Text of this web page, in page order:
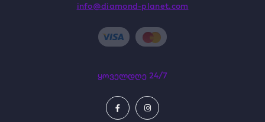
info@diamond-planet.com
ყოველდღე 24/7